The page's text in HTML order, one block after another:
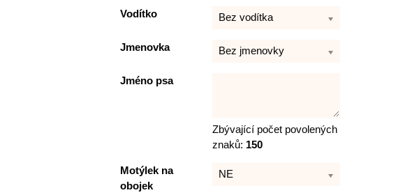
Vodítko Bez vodítka
Jmenovka Bez jmenovky
Jméno psa
Zbývající počet povolených
znaků: 150
Motýlek na
obojek
NE